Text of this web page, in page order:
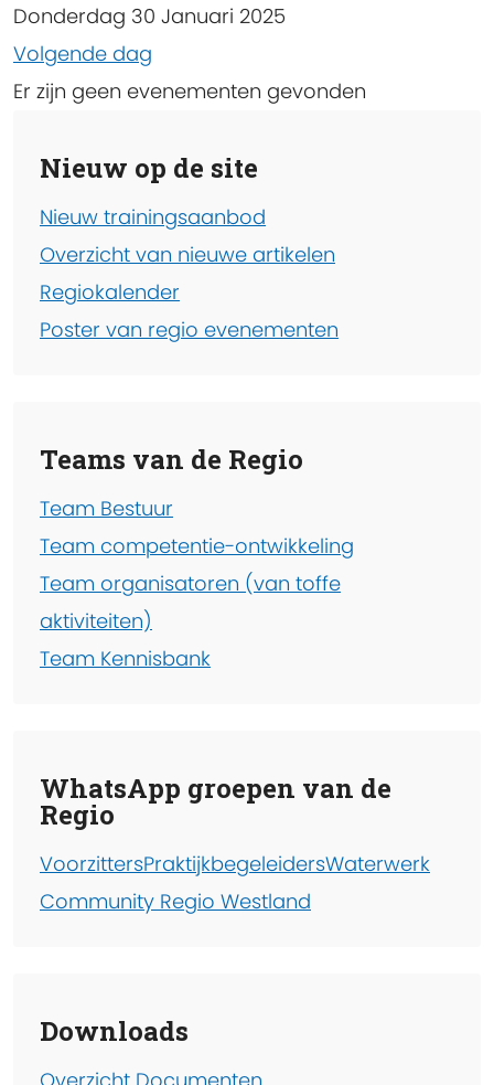
Donderdag 30 Januari 2025
Volgende dag
Er zijn geen evenementen gevonden
Nieuw op de site
Nieuw trainingsaanbod
Overzicht van nieuwe artikelen
Regiokalender
Poster van regio evenementen
Teams van de Regio
Team Bestuur
Team competentie-ontwikkeling
Team organisatoren (van toffe
aktiviteiten)
Team Kennisbank
WhatsApp groepen van de
Regio
VoorzittersPraktijkbegeleidersWaterwerk
Community Regio Westland
Downloads